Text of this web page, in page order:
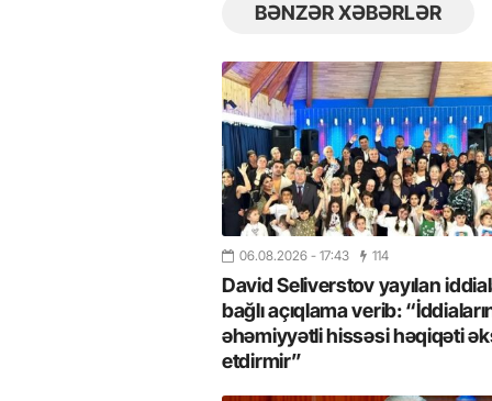
BƏNZƏR XƏBƏRLƏR
06.08.2026 - 17:43 114
David Seliverstov yayılan
bağlı açıqlama verib:
əhəmiyyətli hissəsi həqiqəti
etdirmir”
14.05.2026- 10:58
“ABŞ və Qərb Çinin daha da
istəmir”- VİDEO